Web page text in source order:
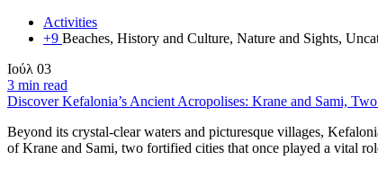
Activities
+9 Beaches, History and Culture, Nature and Sights,
Ιούλ 03
3 min read
Discover Kefalonia’s Ancient Acropolises: Krane and Sami,
Beyond its crystal-clear waters and picturesque villages,
of Krane and Sami, two fortified cities that once played a vital